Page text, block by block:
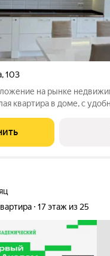
,103
на рынке
квартира в доме, с
детских садов.
Ратиборец, Падел и
17 этаж из 25